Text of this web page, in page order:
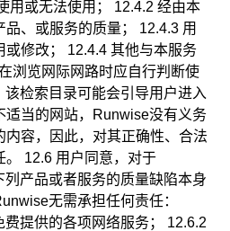
用或无法使用； 12.4.2 经由本
、或服务的质量； 12.4.3 用
或修改； 12.4.4 其他与本服务
浏览网际网路时应自行判断使
检索目录可能会引导用户进入
适当的网站，Runwise没有义务
容，因此，对其正确性、合法
12.6 用户同意，对于
产品或者服务的质量缺陷本身
无需承担任何责任：
提供的各项网络服务； 12.6.2